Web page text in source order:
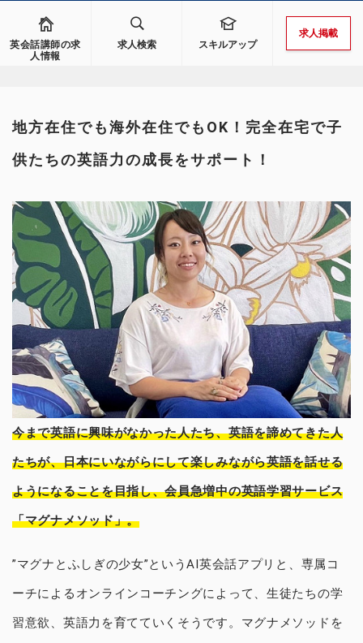
英会話講師の求
人情報
求人検索 スキルアップ
求人掲載
地方在住でも海外在住でもOK！完全在宅で子
供たちの英語力の成長をサポート！
今まで英語に興味がなかった人たち、英語を諦めてきた人
たちが、日本にいながらにして楽しみながら英語を話せる
ようになることを目指し、会員急増中の英語学習サービス
「マグナメソッド」。
”マグナとふしぎの少女”というAI英会話アプリと、専属コ
ーチによるオンラインコーチングによって、生徒たちの学
習意欲、英語力を育てていくそうです。マグナメソッドを